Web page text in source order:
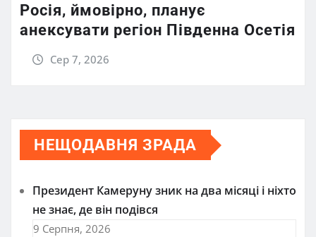
Росія, ймовірно, планує
анексувати регіон Південна Осетія
Сер 7, 2026
НЕЩОДАВНЯ ЗРАДА
Президент Камеруну зник на два місяці і ніхто
не знає, де він подівся
9 Серпня, 2026